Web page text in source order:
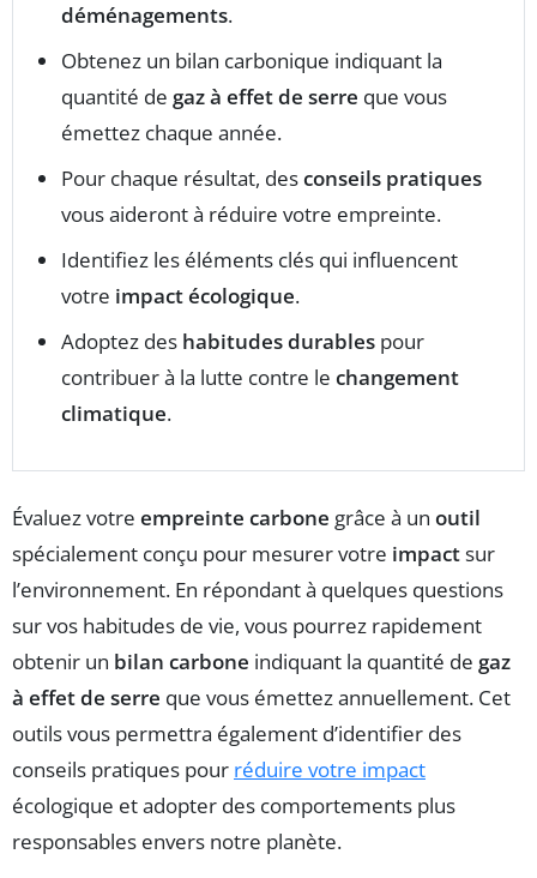
déménagements.
Obtenez un bilan carbonique indiquant la
quantité de gaz à effet de serre que vous
émettez chaque année.
Pour chaque résultat, desconseils pratiques
vous aideront à réduire votre empreinte.
Identifiez les éléments clés qui influencent
votre impact écologique.
Adoptez des habitudes durables pour
contribuer à la lutte contre le changement
climatique.
Évaluez votre empreinte carbone grâce à un outil
spécialement conçu pour mesurer votre impactsur
l’environnement. En répondant à quelques questions
sur vos habitudes de vie, vous pourrez rapidement
obtenir un bilan carbone indiquant la quantité de gaz
à effet de serre que vous émettez annuellement. Cet
outils vous permettra également d’identifier des
conseils pratiques pour réduire votre impact
écologique et adopter des comportements plus
responsables envers notre planète.